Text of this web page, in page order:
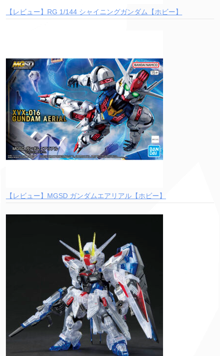
【レビュー】RG 1/144 シャイニングガンダム【ホビー】
【レビュー】MGSD ガンダムエアリアル【ホビー】